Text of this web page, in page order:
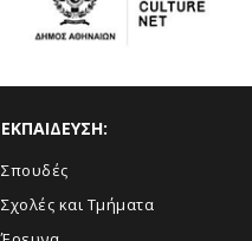
ΕΚΠΑΙΔΕΥΣΗ:
Σπουδές
Σχολές και Τμήματα